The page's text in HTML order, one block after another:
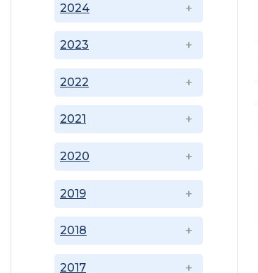
2017
2018
2019
2020
2021
2022
2023
2024